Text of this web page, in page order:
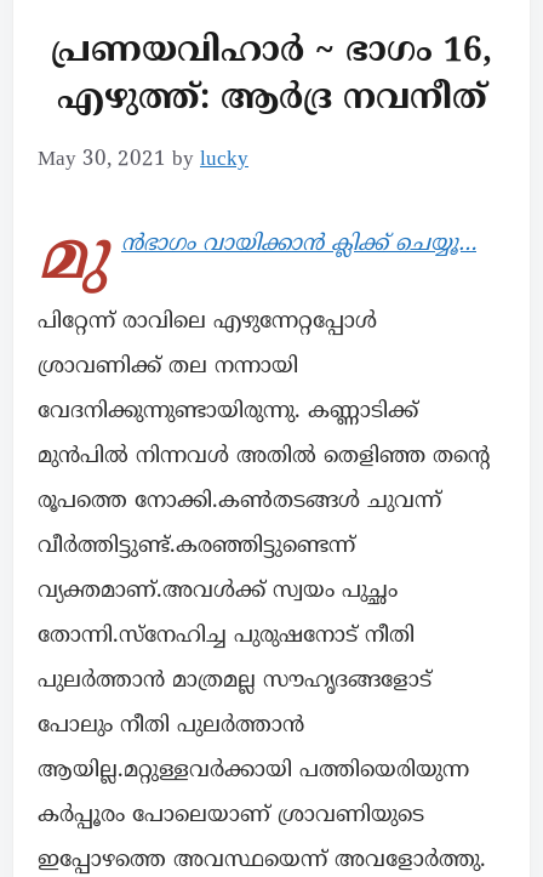
പ്രണയവിഹാർ ~ ഭാഗം 16,
എഴുത്ത്: ആർദ്ര നവനീത്
May 30, 2021 by lucky
മു ൻഭാഗം വായിക്കാൻ ക്ലിക്ക് ചെയ്യൂ…
പിറ്റേന്ന് രാവിലെ എഴുന്നേറ്റപ്പോൾ
ശ്രാവണിക്ക് തല നന്നായി
വേദനിക്കുന്നുണ്ടായിരുന്നു. കണ്ണാടിക്ക്
മുൻപിൽ നിന്നവൾ അതിൽ തെളിഞ്ഞ തന്റെ
രൂപത്തെ നോക്കി.കൺതടങ്ങൾ ചുവന്ന്
വീർത്തിട്ടുണ്ട്.കരഞ്ഞിട്ടുണ്ടെന്ന്
വ്യക്തമാണ്.അവൾക്ക് സ്വയം പുച്ഛം
തോന്നി.സ്നേഹിച്ച പുരുഷനോട് നീതി
പുലർത്താൻ മാത്രമല്ല സൗഹൃദങ്ങളോട്
പോലും നീതി പുലർത്താൻ
ആയില്ല.മറ്റുള്ളവർക്കായി പത്തിയെരിയുന്ന
കർപ്പൂരം പോലെയാണ് ശ്രാവണിയുടെ
ഇപ്പോഴത്തെ അവസ്ഥയെന്ന് അവളോർത്തു.